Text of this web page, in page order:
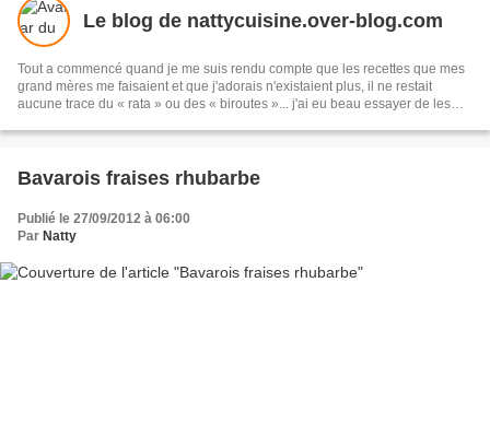
Le blog de nattycuisine.over-blog.com
Tout a commencé quand je me suis rendu compte que les recettes que mes
grand mères me faisaient et que j'adorais n'existaient plus, il ne restait
aucune trace du « rata » ou des « biroutes »... j'ai eu beau essayer de les
mes filles ressentent la même sensation, j'ai donc décidé d'inscrire dans un
de les publier via mon blog
Bavarois fraises rhubarbe
Publié le 27/09/2012 à 06:00
Par Natty